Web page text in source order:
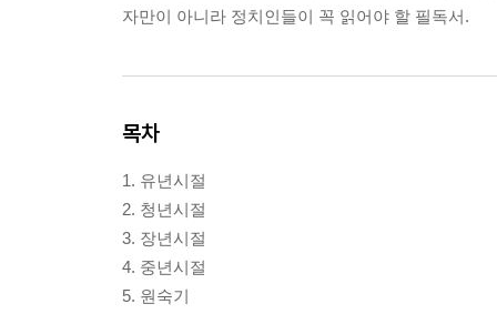
자만이 아니라 정치인들이 꼭 읽어야 할 필독서.
목차
1. 유년시절
2. 청년시절
3. 장년시절
4. 중년시절
5. 원숙기